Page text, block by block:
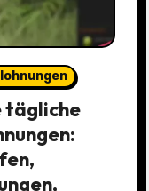
tägliche